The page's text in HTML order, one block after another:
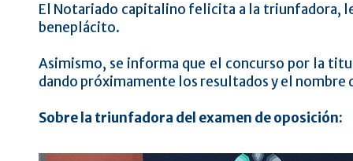
El Notariado capitalino felicita a la triunfadora,
beneplácito.
Asimismo, se informa que el concurso por la
dando próximamente los resultados y el nombre
Sobre la triunfadora del examen de oposición: